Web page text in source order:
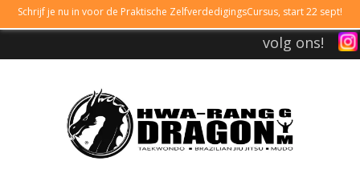
Schrijf je nu in voor de Praktische ZelfverdedigingsCursus, start 22 sept!
volg ons!